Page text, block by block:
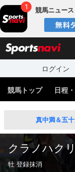
競馬ニュー
ログイン
競馬トップ 日程
真中満＆五
クラノハク
牡 登録抹消